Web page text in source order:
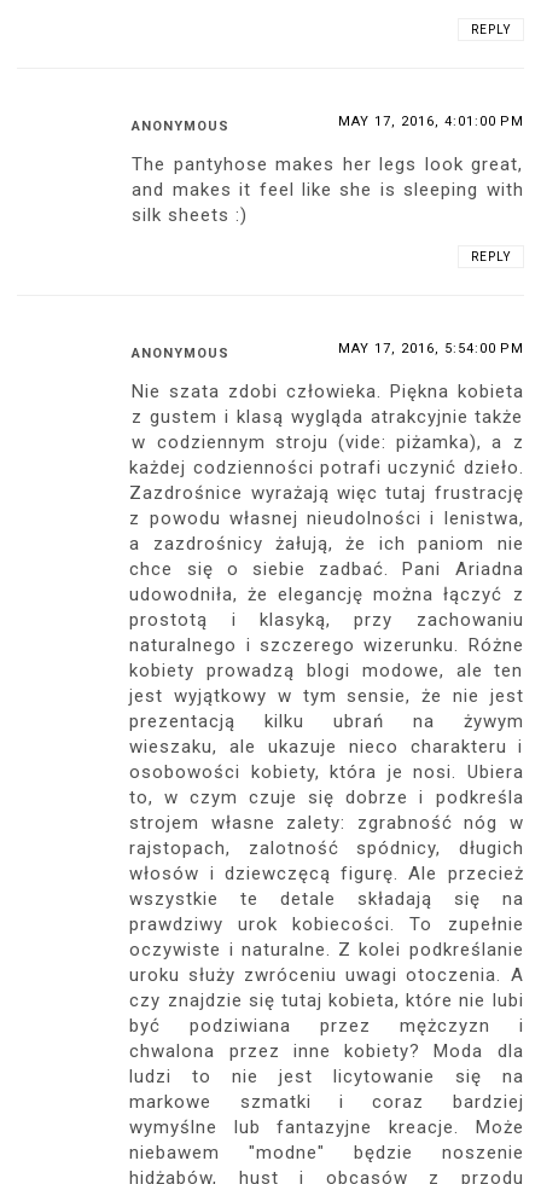
REPLY
ANONYMOUS MAY 17, 2016, 4:01:00 PM
The pantyhose makes her legs look great,
and makes it feel like she is sleeping with
silk sheets :)
REPLY
ANONYMOUS MAY 17, 2016, 5:54:00 PM
Nie szata zdobi człowieka. Piękna kobieta
z gustem i klasą wygląda atrakcyjnie także
w codziennym stroju (vide: piżamka), a z
każdej codzienności potrafi uczynić dzieło.
Zazdrośnice wyrażają więc tutaj frustrację
z powodu własnej nieudolności i lenistwa,
a zazdrośnicy żałują, że ich paniom nie
chce się o siebie zadbać. Pani Ariadna
udowodniła, że elegancję można łączyć z
prostotą i klasyką, przy zachowaniu
naturalnego i szczerego wizerunku. Różne
kobiety prowadzą blogi modowe, ale ten
jest wyjątkowy w tym sensie, że nie jest
prezentacją kilku ubrań na żywym
wieszaku, ale ukazuje nieco charakteru i
osobowości kobiety, która je nosi. Ubiera
to, w czym czuje się dobrze i podkreśla
strojem własne zalety: zgrabność nóg w
rajstopach, zalotność spódnicy, długich
włosów i dziewczęcą figurę. Ale przecież
wszystkie te detale składają się na
prawdziwy urok kobiecości. To zupełnie
oczywiste i naturalne. Z kolei podkreślanie
uroku służy zwróceniu uwagi otoczenia. A
czy znajdzie się tutaj kobieta, które nie lubi
być podziwiana przez mężczyzn i
chwalona przez inne kobiety? Moda dla
ludzi to nie jest licytowanie się na
markowe szmatki i coraz bardziej
wymyślne lub fantazyjne kreacje. Może
niebawem "modne" będzie noszenie
hidżabów, hust i obcasów z przodu